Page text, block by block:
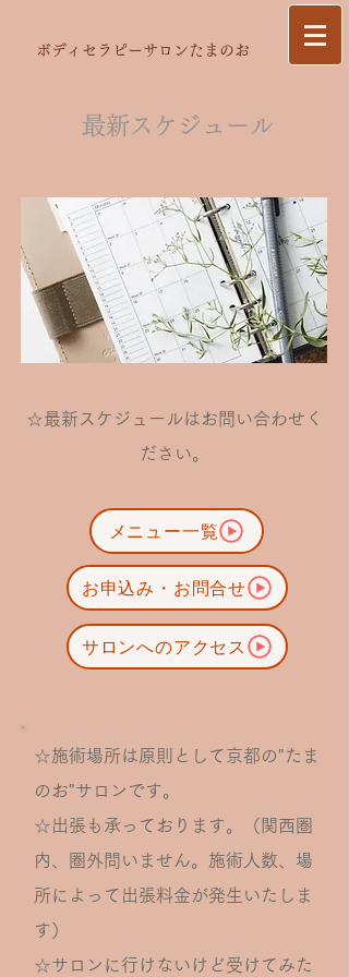
ボディセラピーサロンたまのお
最新スケジュール
☆最新スケジュールはお問い合わせく
ださい。
メニュー一覧
お申込み・お問合せ
サロンへのアクセス
☆施術場所は原則として京都の"たま
のお"サロンです。
☆出張も承っております。（関西圏
内、圏外問いません。施術人数、場
所によって出張料金が発生いたしま
す）
☆サロンに行けないけど受けてみた